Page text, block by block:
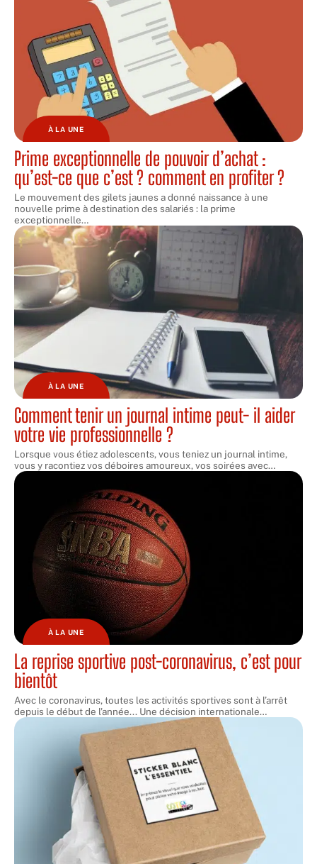
À LA UNE
Prime exceptionnelle de pouvoir d’achat :
qu’est-ce que c’est ? comment en profiter ?
Le mouvement des gilets jaunes a donné naissance à une
nouvelle prime à destination des salariés : la prime
exceptionnelle…
À LA UNE
Comment tenir un journal intime peut- il aider
votre vie professionnelle ?
Lorsque vous étiez adolescents, vous teniez un journal intime,
vous y racontiez vos déboires amoureux, vos soirées avec…
À LA UNE
La reprise sportive post-coronavirus, c’est pour
bientôt
Avec le coronavirus, toutes les activités sportives sont à l’arrêt
depuis le début de l’année... Une décision internationale…